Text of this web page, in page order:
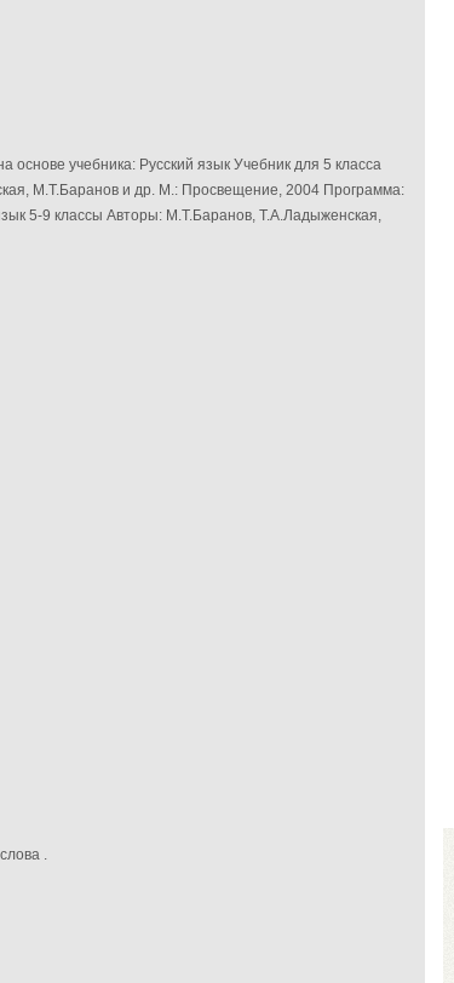
учебника: Русский язык Учебник для 5 класса
М.Т.Баранов и др. М.: Просвещение, 2004 Программа:
5-9 классы Авторы: М.Т.Баранов, Т.А.Ладыженская,
.